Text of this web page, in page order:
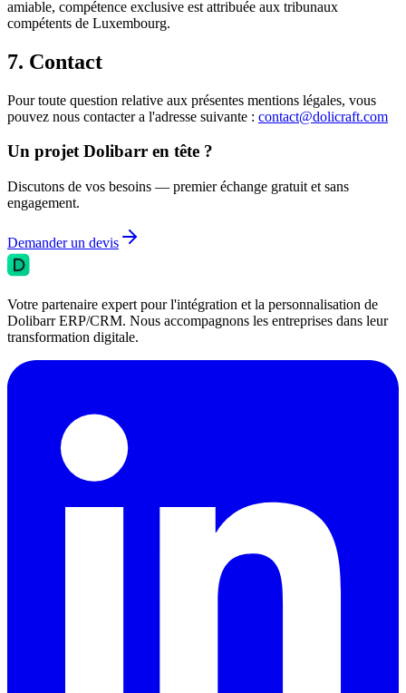
amiable, compétence exclusive est attribuée aux tribunaux
compétents de Luxembourg.
7. Contact
Pour toute question relative aux présentes mentions légales, vous
pouvez nous contacter a l'adresse suivante : contact@dolicraft.com
Un projet Dolibarr en tête ?
Discutons de vos besoins — premier échange gratuit et sans
engagement.
Demander un devis
Votre partenaire expert pour l'intégration et la personnalisation de
Dolibarr ERP/CRM. Nous accompagnons les entreprises dans leur
transformation digitale.